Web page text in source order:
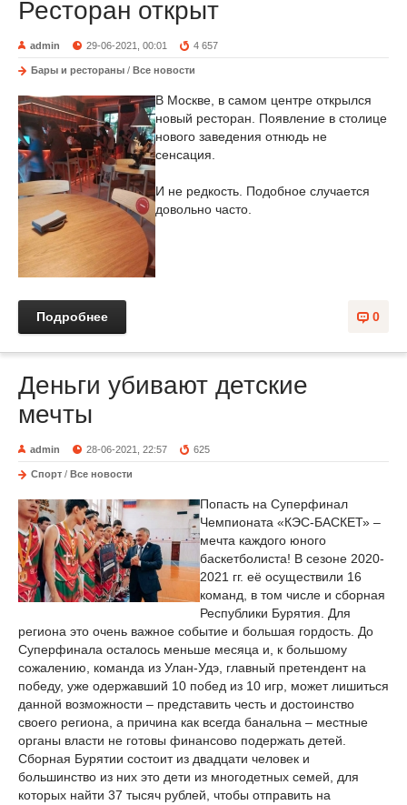
Ресторан открыт
admin 29-06-2021, 00:01 4 657
Бары и рестораны / Все новости
В Москве, в самом центре открылся
новый ресторан. Появление в столице
нового заведения отнюдь не
сенсация.
И не редкость. Подобное случается
довольно часто.
0
Подробнее
Деньги убивают детские
мечты
admin 28-06-2021, 22:57 625
Спорт / Все новости
Попасть на Суперфинал
Чемпионата «КЭС-БАСКЕТ» –
мечта каждого юного
баскетболиста! В сезоне 2020-
2021 гг. её осуществили 16
команд, в том числе и сборная
Республики Бурятия. Для
региона это очень важное событие и большая гордость. До
Суперфинала осталось меньше месяца и, к большому
сожалению, команда из Улан-Удэ, главный претендент на
победу, уже одержавший 10 побед из 10 игр, может лишиться
данной возможности – представить честь и достоинство
своего региона, а причина как всегда банальна – местные
органы власти не готовы финансово подержать детей.
Сборная Бурятии состоит из двадцати человек и
большинство из них это дети из многодетных семей, для
которых найти 37 тысяч рублей, чтобы отправить на